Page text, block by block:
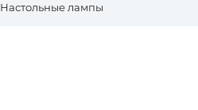
Настольные лампы